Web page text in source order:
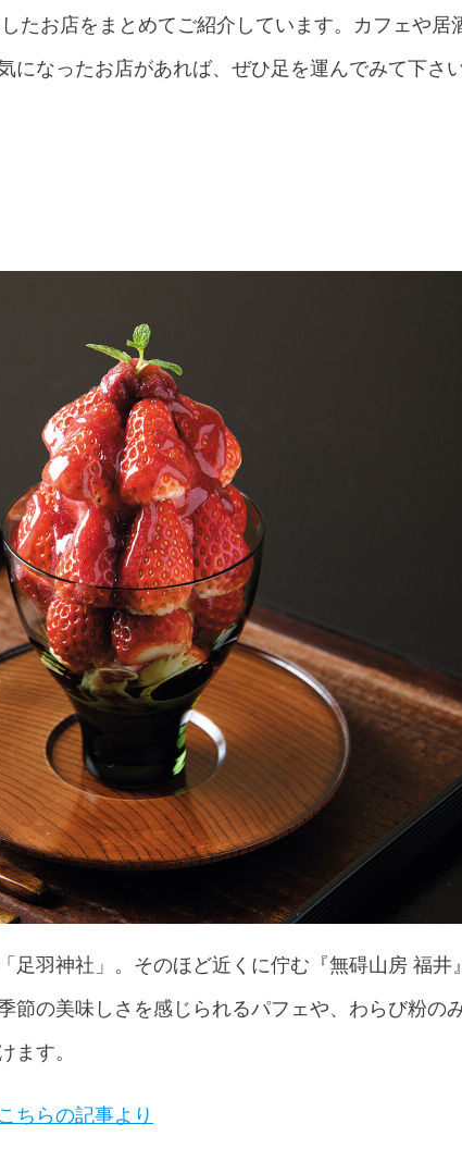
たお店をまとめてご紹介しています。カフェや居
なったお店があれば、ぜひ足を運んでみて下さい
羽神社」。そのほど近くに佇む『無碍山房 福井
節の美味しさを感じられるパフェや、わらび粉の
ます。
ちらの記事より